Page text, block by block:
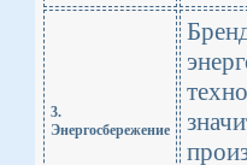
3.
Энергосбережение